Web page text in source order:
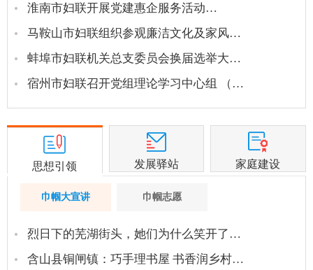
淮南市妇联开展党建惠企服务活动…
马鞍山市妇联组织参观廉洁文化及家风…
蚌埠市妇联机关总支委员会换届选举大…
宿州市妇联召开党组理论学习中心组 （…
思想引领 发展驿站 家庭建设
巾帼大宣讲 巾帼志愿
烈日下的芜湖街头，她们为什么笑开了…
含山县铜闸镇：巧手理书屋 书香润乡村…